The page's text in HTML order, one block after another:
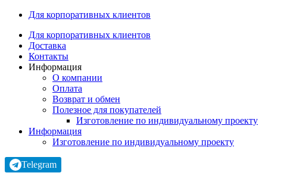
Для корпоративных клиентов
Для корпоративных клиентов
Доставка
Контакты
Информация
О компании
Оплата
Возврат и обмен
Полезное для покупателей
Изготовление по индивидуальному проекту
Информация
Изготовление по индивидуальному проекту
Telegram